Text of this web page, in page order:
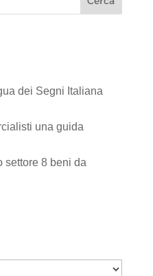
dei Segni Italiana
una guida
settore 8 beni da